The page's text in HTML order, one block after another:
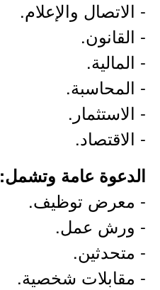
- الاتصال والإعلام.
- القانون.
- المالية.
- المحاسبة.
- الاستثمار.
- الاقتصاد.
الدعوة عامة وتشمل:
- معرض توظيف.
- ورش عمل.
- متحدثين.
- مقابلات شخصية.